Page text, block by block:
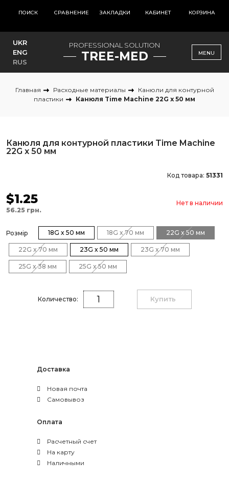
ПОИСК СРАВНЕНИЕ ЗАКЛАДКИ КАБИНЕТ КОРЗИНА
PROFESSIONAL SOLUTION
TREE-MED
UKR
ENG
RUS
MENU
Главная Расходные материалы
Канюли для контурной
пластики
Канюля Time Machine 22G x 50 мм
Канюля для контурной пластики Time Machine
22G x 50 мм
Код товара: 51331
$1.25
56.25 грн.
Нет в наличии
Розмір 18G x 50 мм 18G x 70 мм 22G x 50 мм
22G x 70 мм 23G x 50 мм 23G x 70 мм
25G x 38 мм 25G x 50 мм
Количество: Купить
Доставка
Новая почта
Самовывоз
Оплата
Расчетный счет
На карту
Наличными